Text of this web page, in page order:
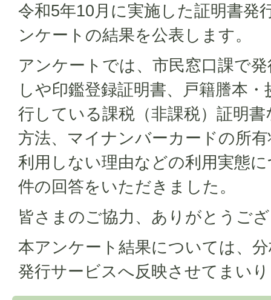
令和5年10月に実施した証明書発
ンケートの結果を公表します。
アンケートでは、市民窓口課で
しや印鑑登録証明書、戸籍謄本
行している課税（非課税）証明
方法、マイナンバーカードの所
利用しない理由などの利用実態
件の回答をいただきました。
皆さまのご協力、ありがとうご
本アンケート結果については、
発行サービスへ反映させてまい